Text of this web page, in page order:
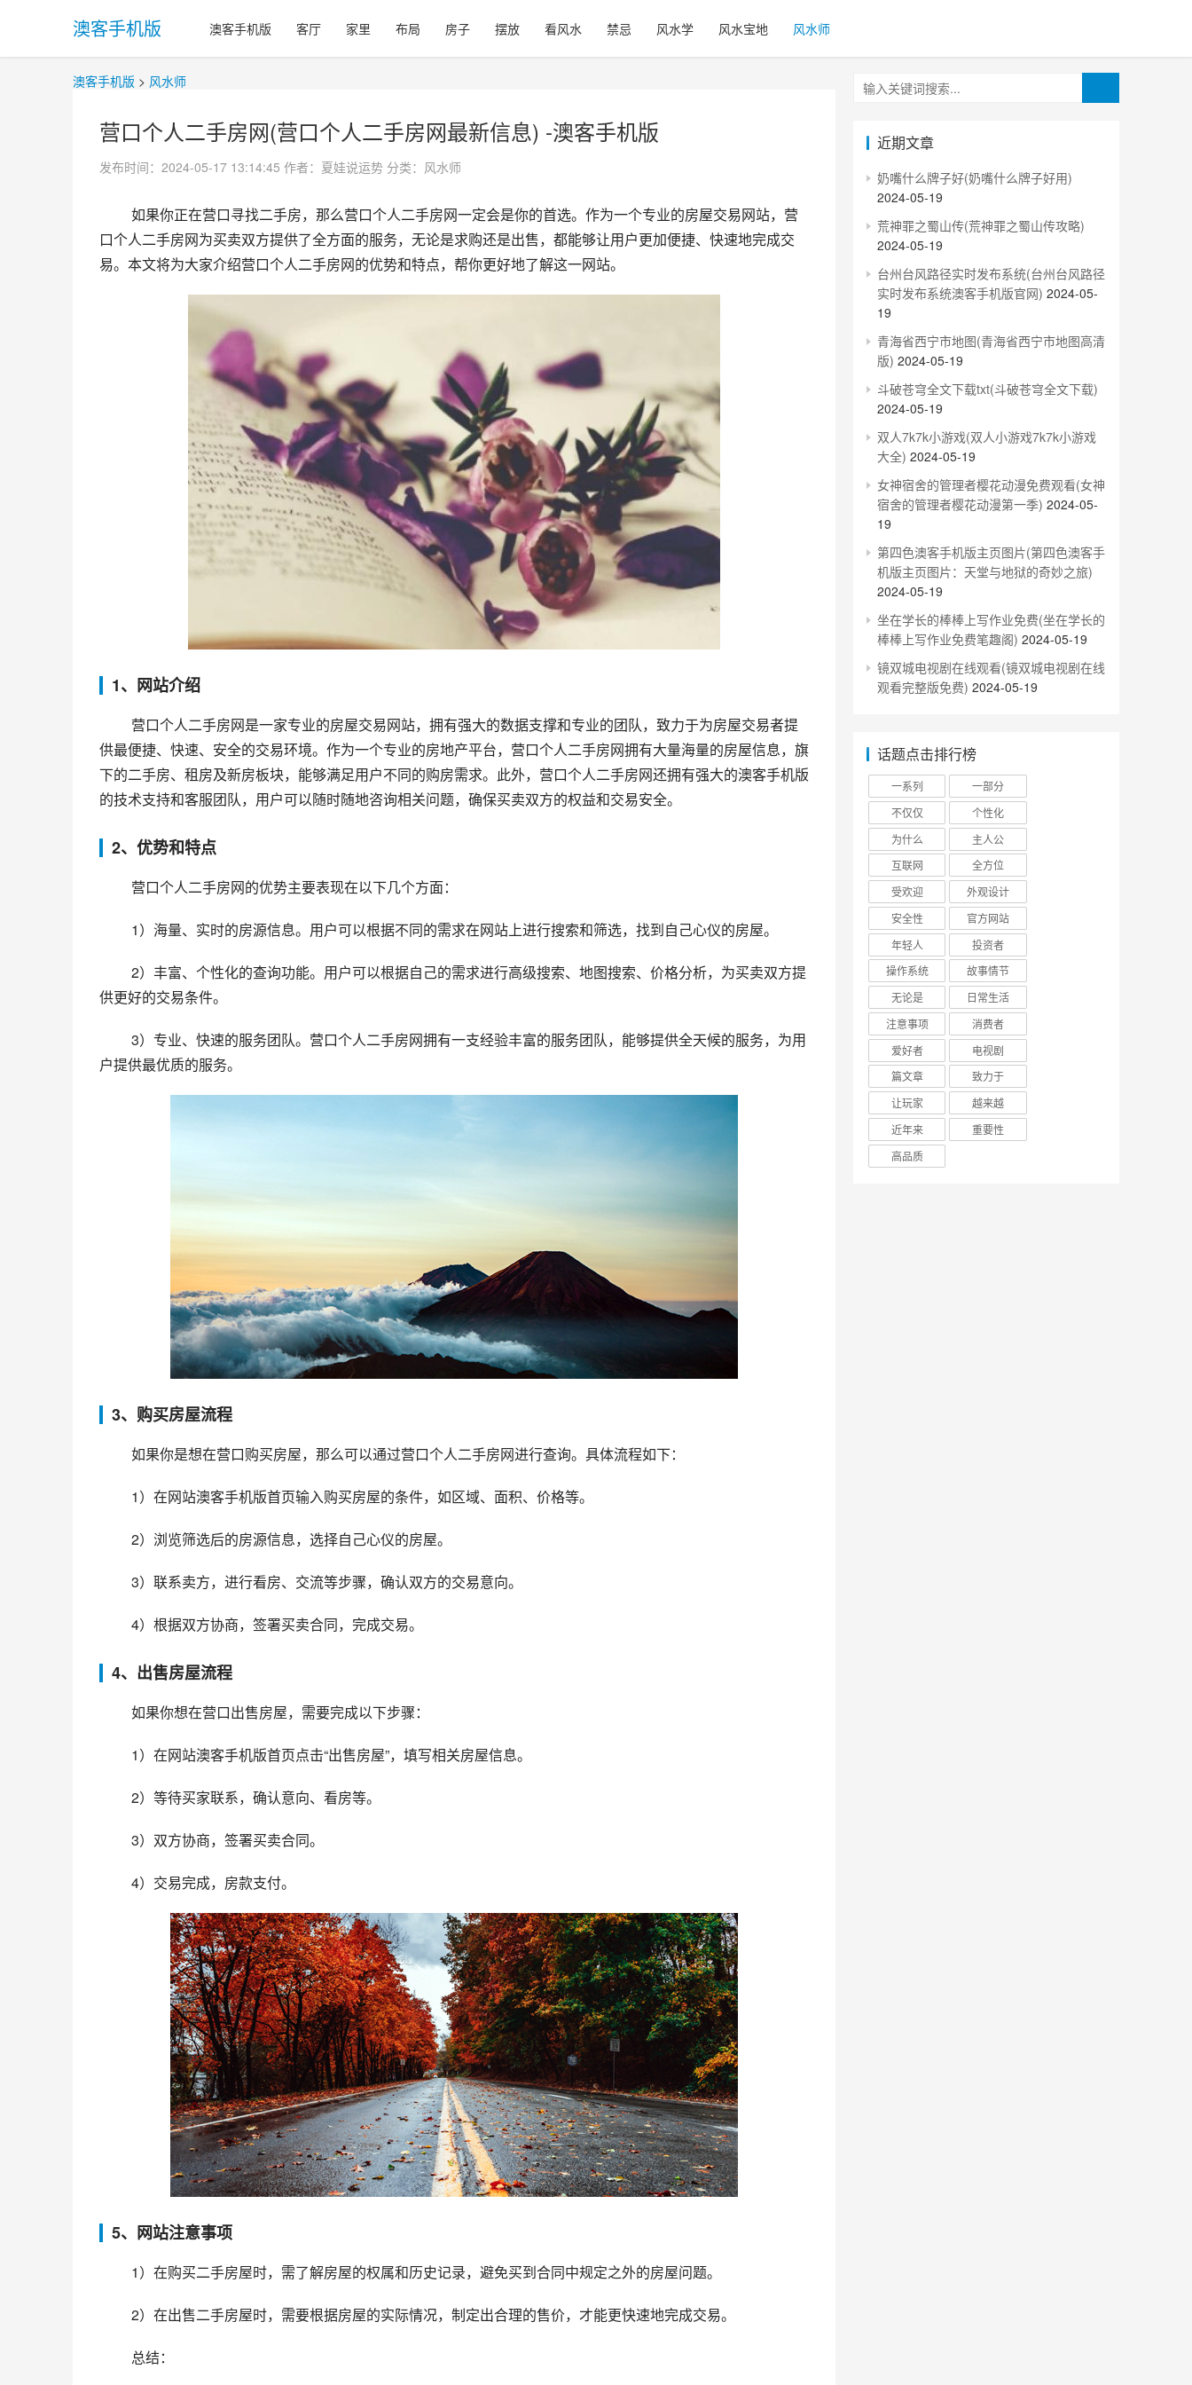
澳客手机版 澳客手机版 客厅 家里 布局 房子 摆放 看风水 禁忌 风水学 风水宝地 风水师
澳客手机版 > 风水师
营口个人二手房网(营口个人二手房网最新信息) -澳客手机版
发布时间：2024-05-17 13:14:45 作者：夏娃说运势 分类： 风水师
口个人二手房网为买卖双方提供了全方面的服务，无论是求购还是出售，都能够让用户更加便捷、快速地完成交
易。本文将为大家介绍营口个人二手房网的优势和特点，帮你更好地了解这一网站。
1、网站介绍
供最便捷、快速、安全的交易环境。作为一个专业的房地产平台，营口个人二手房网拥有大量海量的房屋信息，旗
下的二手房、租房及新房板块，能够满足用户不同的购房需求。此外，营口个人二手房网还拥有强大的澳客手机版
的技术支持和客服团队，用户可以随时随地咨询相关问题，确保买卖双方的权益和交易安全。
2、优势和特点
营口个人二手房网的优势主要表现在以下几个方面：
1）海量、实时的房源信息。用户可以根据不同的需求在网站上进行搜索和筛选，找到自己心仪的房屋。
供更好的交易条件。
户提供最优质的服务。
3、购买房屋流程
如果你是想在营口购买房屋，那么可以通过营口个人二手房网进行查询。具体流程如下：
1）在网站澳客手机版首页输入购买房屋的条件，如区域、面积、价格等。
2）浏览筛选后的房源信息，选择自己心仪的房屋。
3）联系卖方，进行看房、交流等步骤，确认双方的交易意向。
4）根据双方协商，签署买卖合同，完成交易。
4、出售房屋流程
如果你想在营口出售房屋，需要完成以下步骤：
1）在网站澳客手机版首页点击“出售房屋”，填写相关房屋信息。
2）等待买家联系，确认意向、看房等。
3）双方协商，签署买卖合同。
4）交易完成，房款支付。
5、网站注意事项
1）在购买二手房屋时，需了解房屋的权属和历史记录，避免买到合同中规定之外的房屋问题。
2）在出售二手房屋时，需要根据房屋的实际情况，制定出合理的售价，才能更快速地完成交易。
总结：
近期文章
奶嘴什么牌子好(奶嘴什么牌子好用)
2024-05-19
荒神罪之蜀山传(荒神罪之蜀山传攻略)
2024-05-19
台州台风路径实时发布系统(台州台风路径
实时发布系统澳客手机版官网) 2024-05-
19
青海省西宁市地图(青海省西宁市地图高清
版) 2024-05-19
斗破苍穹全文下载txt(斗破苍穹全文下载)
2024-05-19
双人7k7k小游戏(双人小游戏7k7k小游戏
大全) 2024-05-19
女神宿舍的管理者樱花动漫免费观看(女神
宿舍的管理者樱花动漫第一季) 2024-05-
19
第四色澳客手机版主页图片(第四色澳客手
机版主页图片：天堂与地狱的奇妙之旅)
2024-05-19
坐在学长的棒棒上写作业免费(坐在学长的
棒棒上写作业免费笔趣阁) 2024-05-19
镜双城电视剧在线观看(镜双城电视剧在线
观看完整版免费) 2024-05-19
话题点击排行榜
一系列
一部分
不仅仅
个性化
为什么
主人公
互联网
全方位
受欢迎
外观设计
安全性
官方网站
年轻人
投资者
操作系统
故事情节
无论是
日常生活
注意事项
消费者
爱好者
电视剧
篇文章
致力于
让玩家
越来越
近年来
重要性
高品质